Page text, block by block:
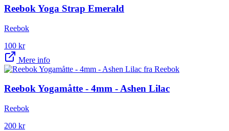
Reebok Yoga Strap Emerald
Reebok
100 kr
Mere info
Reebok Yogamåtte - 4mm - Ashen Lilac
Reebok
200 kr